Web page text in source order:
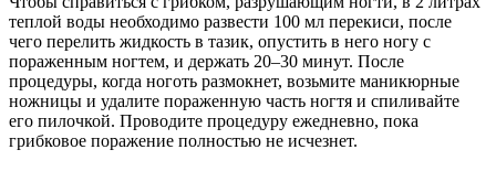
теплой воды необходимо развести 100 мл перекиси, после
чего перелить жидкость в тазик, опустить в него ногу с
пораженным ногтем, и держать 20–30 минут. После
процедуры, когда ноготь размокнет, возьмите маникюрные
ножницы и удалите пораженную часть ногтя и спиливайте
его пилочкой. Проводите процедуру ежедневно, пока
грибковое поражение полностью не исчезнет.